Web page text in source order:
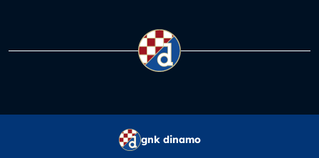
gnk dinamo